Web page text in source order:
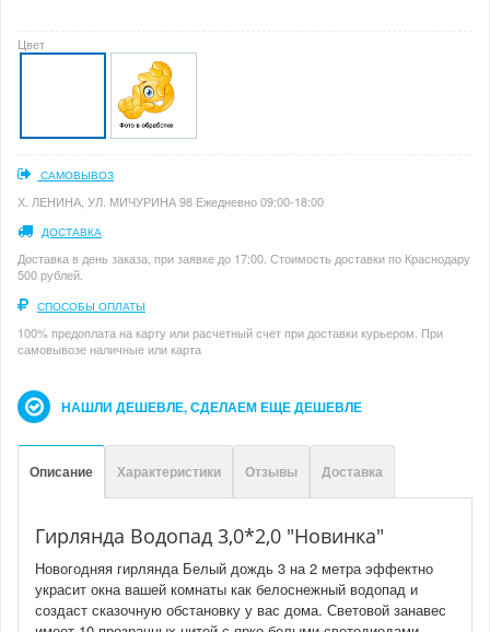
Цвет
САМОВЫВОЗ
Х. ЛЕНИНА, УЛ. МИЧУРИНА 98 Ежедневно 09:00-18:00
ДОСТАВКА
Доставка в день заказа, при заявке до 17:00. Стоимость доставки по Краснодару
500 рублей.
СПОСОБЫ ОПЛАТЫ
100% предоплата на карту или расчетный счет при доставки курьером. При
самовывозе наличные или карта
НАШЛИ ДЕШЕВЛЕ, СДЕЛАЕМ ЕЩЕ ДЕШЕВЛЕ
Описание Характеристики Отзывы Доставка
Гирлянда Водопад 3,0*2,0 "Новинка"
Новогодняя гирлянда Белый дождь 3 на 2 метра эффектно
украсит окна вашей комнаты как белоснежный водопад и
создаст сказочную обстановку у вас дома. Световой занавес